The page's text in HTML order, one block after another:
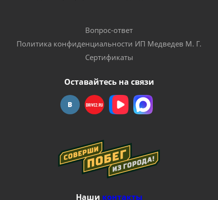
Вопрос-ответ
Политика конфиденциальности ИП Медведев М. Г.
Сертификаты
Оставайтесь на связи
Наши контакты